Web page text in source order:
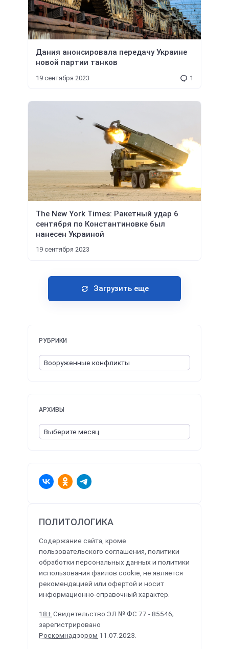
Дания анонсировала передачу Украине
новой партии танков
19 сентября 2023 1
The New York Times: Ракетный удар 6
сентября по Константиновке был
нанесен Украиной
19 сентября 2023
Загрузить еще
ПОЛИТОЛОГИКА
Содержание сайта, кроме
пользовательского соглашения, политики
обработки персональных данных и политики
использования файлов cookie, не является
рекомендацией или офертой и носит
информационно-справочный характер.
18+ Свидетельство ЭЛ № ФС 77 - 85546;
зарегистрировано
Роскомнадзором 11.07.2023.
РУБРИКИ
АРХИВЫ